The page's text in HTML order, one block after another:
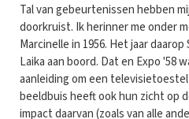
Tal van gebeurtenissen hebben
doorkruist. Ik herinner me onder
Marcinelle in 1956. Het jaar
Laika aan boord. Dat en Expo '58
aanleiding om een
beeldbuis heeft ook hun zicht op
impact daarvan (zoals van alle